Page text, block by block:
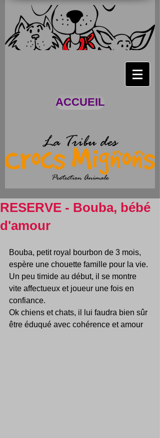
ACCUEIL
RESERVE - Bouba, bébé
d'amour
Bouba, petit royal bourbon de 3 mois,
espère une chouette famille pour la vie.
Un peu timide au début, il se montre
vite affectueux et joueur une fois en
confiance.
Ok chiens et chats, il lui faudra bien sûr
être éduqué avec cohérence et amour